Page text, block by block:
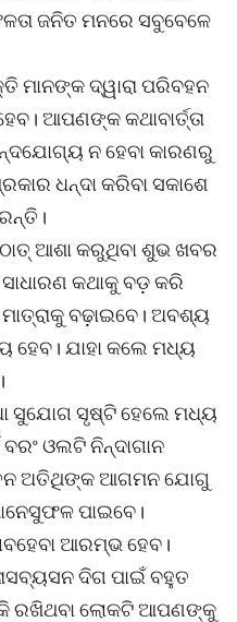
ଜନିତ ମନରେ ସବୁବେଳେ
ମାନଙ୍କ ଦ୍ୱାରା ପରିବହନ
ଆପଣଙ୍କ କଥାବାର୍ତ୍ତା
ନ ହେବା କାରଣରୁ
ଧନ୍ଦା କରିବା ସକାଶେ
ଆଶା କରୁଥିବା ଶୁଭ ଖବର
କଥାକୁ ବଡ଼ କରି
ବଢ଼ାଇବେ। ଅବଶ୍ୟ
ଯାହା କଲେ ମଧ୍ୟ
ସୁଯୋଗ ସୃଷ୍ଟି ହେଲେ ମଧ୍ୟ
ଓଲଟି ନିନ୍ଦାଗାନ
ଅତିଥିଙ୍କ ଆଗମନ ଯୋଗୁ
ପାଇବେ।
ଆରମ୍ଭ ହେବ।
ଦିଗ ପାଇଁ ବହୁତ
ରଖିଥବା ଲୋକଟି ଆପଣଙ୍କୁ